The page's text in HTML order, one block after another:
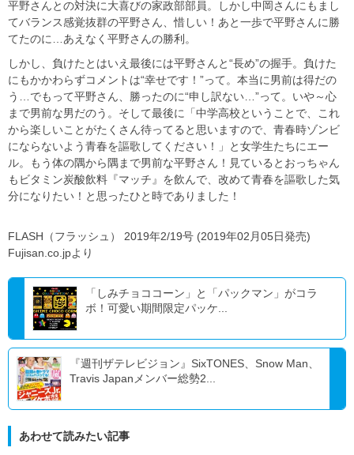
平野さんとの対決に大喜びの家政部部員。しかし中岡さんにもまし
てバランス感覚抜群の平野さん、惜しい！あと一歩で平野さんに勝
てたのに…あえなく平野さんの勝利。
しかし、負けたとはいえ最後には平野さんと“長め”の握手。負けた
にもかかわらずコメントは“幸せです！”って。本当に男前は得だの
う…でもって平野さん、勝ったのに“申し訳ない…”って。いや～心
まで男前な男だのう。そして最後に「中学高校ということで、これ
から楽しいことがたくさん待ってると思いますので、青春時ゾンビ
にならないよう青春を謳歌してください！」と女学生たちにエー
ル。もう体の隅から隅まで男前な平野さん！見ているとおっちゃん
もビタミン炭酸飲料『マッチ』を飲んで、改めて青春を謳歌した気
分になりたい！と思ったひと時でありました！
FLASH（フラッシュ） 2019年2/19号 (2019年02月05日発売)
Fujisan.co.jpより
「しみチョココーン」と「パックマン」がコラ
ボ！可愛い期間限定パッケ...
『週刊ザテレビジョン』SixTONES、Snow Man、
Travis Japanメンバー総勢2...
あわせて読みたい記事